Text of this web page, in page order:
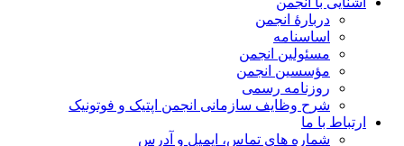
دربارۀ انجمن
اساسنامه
مسئولین انجمن
مؤسسین انجمن
روزنامه رسمی
شرح وظایف سازمانی انجمن اپتیک و فوتونیک
ارتباط با ما
شماره های تماس، ایمیل و آدرس